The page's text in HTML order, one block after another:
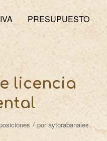
PRESUPUESTO
licencia
/ poraytorabanales